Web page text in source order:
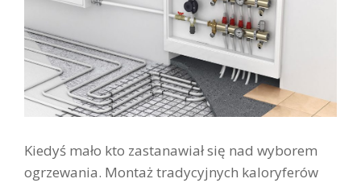
Kiedyś mało kto zastanawiał się nad wyborem
ogrzewania. Montaż tradycyjnych kaloryferów